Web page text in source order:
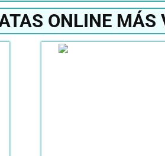
ONLINE MÁS